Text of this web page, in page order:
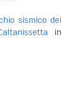
sismico dei
in